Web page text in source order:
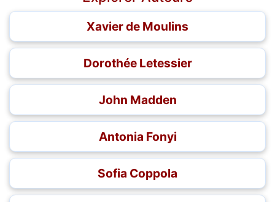
Xavier de Moulins
Dorothée Letessier
John Madden
Antonia Fonyi
Sofia Coppola